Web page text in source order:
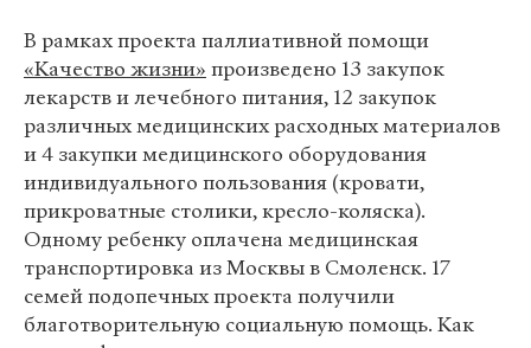
В рамках проекта паллиативной помощи
«Качество жизни» произведено 13 закупок
лекарств и лечебного питания, 12 закупок
различных медицинских расходных материалов
и 4 закупки медицинского оборудования
индивидуального пользования (кровати,
прикроватные столики, кресло-коляска).
Одному ребенку оплачена медицинская
транспортировка из Москвы в Смоленск. 17
семей подопечных проекта получили
благотворительную социальную помощь. Как